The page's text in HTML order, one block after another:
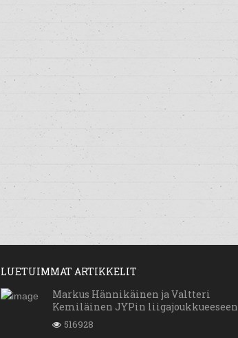
LUETUIMMAT ARTIKKELIT
Markus Hännikäinen ja Valtteri
Kemiläinen JYPin liigajoukkueeseen
516928